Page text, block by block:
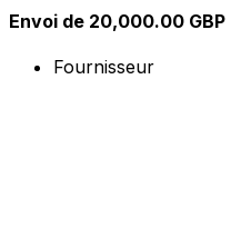
Envoi de 20,000.00 GBP
Fournisseur